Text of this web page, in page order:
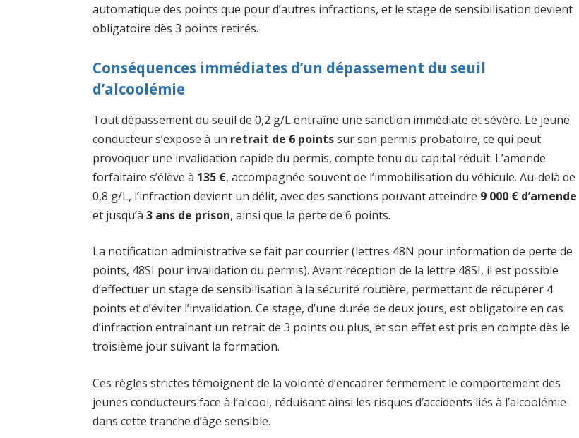
automatique des points que pour d’autres infractions, et le stage de sensibilisation devient
obligatoire dès 3 points retirés.
Conséquences immédiates d’un dépassement du seuil
d’alcoolémie
Tout dépassement du seuil de 0,2 g/L entraîne une sanction immédiate et sévère. Le jeune
conducteur s’expose à un retrait de 6 pointssur son permis probatoire, ce qui peut
provoquer une invalidation rapide du permis, compte tenu du capital réduit. L’amende
forfaitaire s’élève à 135 €, accompagnée souvent de l’immobilisation du véhicule. Au-delà de
0,8 g/L, l’infraction devient un délit, avec des sanctions pouvant atteindre 9 000 € d’amende
et jusqu’à3 ans de prison, ainsi que la perte de 6 points.
La notification administrative se fait par courrier (lettres 48N pour information de perte de
points, 48SI pour invalidation du permis). Avant réception de la lettre 48SI, il est possible
d’effectuer un stage de sensibilisation à la sécurité routière, permettant de récupérer 4
points et d’éviter l’invalidation. Ce stage, d’une durée de deux jours, est obligatoire en cas
d’infraction entraînant un retrait de 3 points ou plus, et son effet est pris en compte dès le
troisième jour suivant la formation.
Ces règles strictes témoignent de la volonté d’encadrer fermement le comportement des
jeunes conducteurs face à l’alcool, réduisant ainsi les risques d’accidents liés à l’alcoolémie
dans cette tranche d’âge sensible.